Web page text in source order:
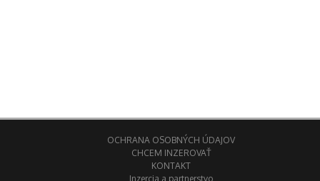
OCHRANA OSOBNÝCH ÚDAJOV
CHCEM INZEROVAŤ
KONTAKT
Inzercia a partnerstvo